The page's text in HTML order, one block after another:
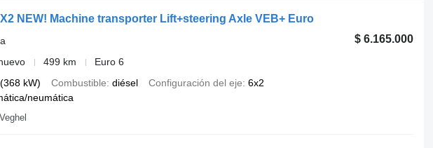
NEW! Machine transporter Lift+steering Axle VEB+ Euro
$ 6.165.000
499 km
Euro 6
kW) Combustible diésel Configuración del eje 6x2
neumática